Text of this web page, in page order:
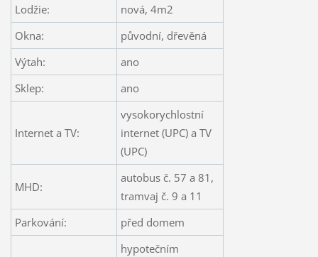
Lodžie:
nová, 4m2
Okna:
původní, dřevěná
Výtah:
ano
Sklep:
ano
Internet a TV:
vysokorychlostní
internet (UPC) a TV
(UPC)
MHD:
autobus č. 57 a 81,
tramvaj č. 9 a 11
Parkování:
před domem
hypotečním